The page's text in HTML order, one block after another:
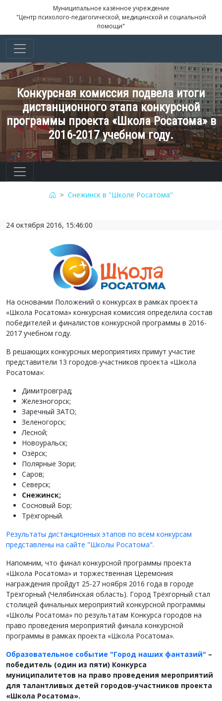
Муниципальное казённое учреждение
"Центр психолого-педагогической, медицинской и социальной
помощи"
Конкурсная комиссия подвела итоги
дистанционного этапа конкурсной
программы проекта «Школа Росатома» в
2016-2017 учебном году.
Снежинск в "Школе Росатома"
24 октября 2016, 15:46:00
На основании Положений о конкурсах в рамках проекта
«Школа Росатома» конкурсная комиссия определила состав
победителей и финалистов конкурсной программы в 2016-
2017 учебном году.
В решающих конкурсных мероприятиях примут участие
представители 13 городов-участников проекта «Школа
Росатома»:
Димитровград;
Железногорск;
Заречный ЗАТО;
Зеленогорск;
Лесной;
Новоуральск;
Озёрск;
Полярные Зори;
Саров;
Северск;
Снежинск;
Сосновый Бор;
Трёхгорный.
Результаты дистанционных этапов по всем конкурсам
представлены на сайте "Школы Росатома".
Напомним, что финал конкурсной программы проекта
«Школа Росатома» и торжественная Церемония
награждения пройдут 25-27 ноября 2016 года в городе
Трёхгорный (Челябинская область). Город Трёхгорный стал
столицей финальных мероприятий конкурсной программы
«Школы Росатома» по результатам Конкурса городов на
право проведения мероприятий финала конкурсной
программы в рамках проекта «Школа Росатома».
Образовательное событие "Город наших фантазий" –
победитель (один из пяти) Конкурса
муниципалитетов на право проведения мероприятий
для талантливых детей городов-участников проекта
«Школа Росатома».